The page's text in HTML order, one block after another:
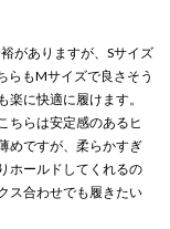
がありますが、Sサイズ
らもMサイズで良さそう
に快適に履けます。
ちらは安定感のあるヒ
めですが、柔らかすぎ
ホールドしてくれるの
ス合わせでも履きたい